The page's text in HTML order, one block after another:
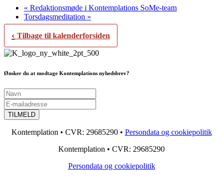
« Redaktionsmøde i Kontemplations SoMe-team
Torsdagsmeditation »
‹ Tilbage til kalenderforsiden
Ønsker du at modtage Kontemplations nyhedsbrev?
Kontemplation • CVR: 29685290 • Persondata og cookiepolitik
Kontemplation • CVR: 29685290
Persondata og cookiepolitik